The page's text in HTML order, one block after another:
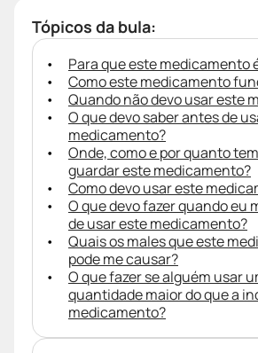
Tópicos da bula:
Para que este medicamento
Como este medicamento
Quando não devo usar este
O que devo saber antes de
medicamento?
Onde, como e por quanto
guardar este medicamento?
Como devo usar este
O que devo fazer quando eu
de usar este medicamento?
Quais os males que este
pode me causar?
O que fazer se alguém usar
quantidade maior do que a
medicamento?